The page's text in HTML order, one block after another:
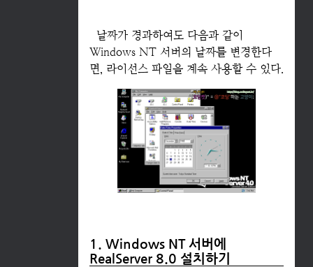
날짜가 경과하여도 다음과 같이
Windows NT 서버의 날짜를 변경한다
면, 라이선스 파일을 계속 사용할 수 있다.
1. Windows NT 서버에
RealServer 8.0 설치하기